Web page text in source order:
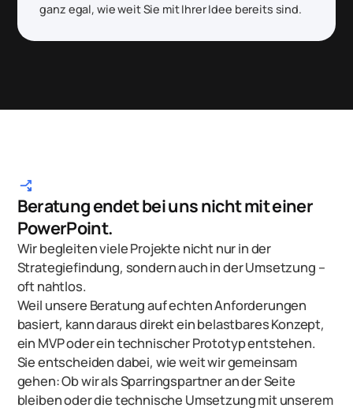
ganz egal, wie weit Sie mit Ihrer Idee bereits sind.
arrow_split
Beratung endet bei uns nicht mit einer
PowerPoint.
Wir begleiten viele Projekte nicht nur in der
Strategiefindung, sondern auch in der Umsetzung –
oft nahtlos.
Weil unsere Beratung auf echten Anforderungen
basiert, kann daraus direkt ein belastbares Konzept,
ein MVP oder ein technischer Prototyp entstehen.
Sie entscheiden dabei, wie weit wir gemeinsam
gehen: Ob wir als Sparringspartner an der Seite
bleiben oder die technische Umsetzung mit unserem